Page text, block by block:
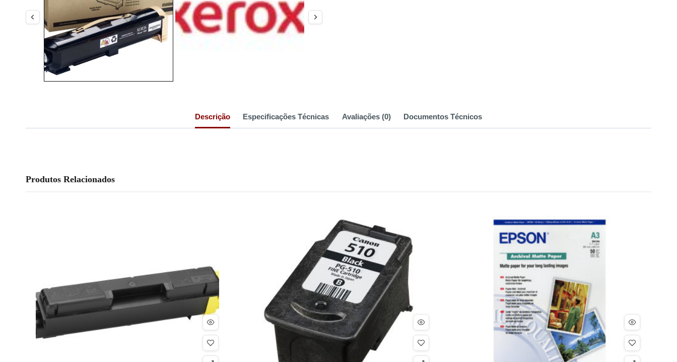
Descrição Especificações Técnicas Avaliações (0) Documentos Técnicos
Produtos Relacionados